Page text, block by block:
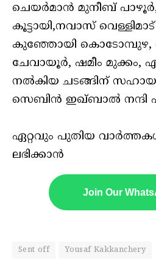
ചെയർമാൻ മുനീബ്
കൂട്ടായി,നവാസ്
കുഞ്ഞോയി കൊടോമ്പുഴ,
ചേവായൂർ, ഷമീം മുക്കം,
നൽകിയ ചടങ്ങിന് സഹായ
സെബിൻ ഇഖ്ബാൽ നന്ദി
ഏറ്റവും പുതിയ
ലഭിക്കാൻ
Join Our
Sent off Yousaf Kakkanchery